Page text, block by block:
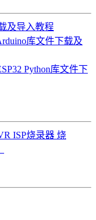
及导入教程
库文件下载及
Python库文件下
ISP烧录器 烧